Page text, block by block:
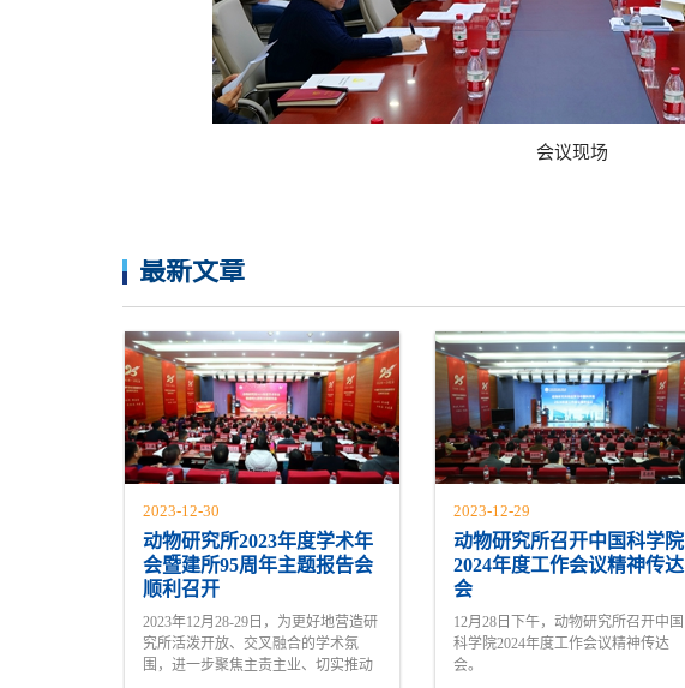
会议现场
最新文章
2023-12-30
动物研究所2023年度学术年
会暨建所95周年主题报告会
顺利召开
2023年12月28-29日，为更好地营造研
究所活泼开放、交叉融合的学术氛
围，进一步聚焦主责主业、切实推动
2023-12-29
动物研究所召开中国科学院
2024年度工作会议精神传达
会
12月28日下午，动物研究所召开中国
科学院2024年度工作会议精神传达
会。